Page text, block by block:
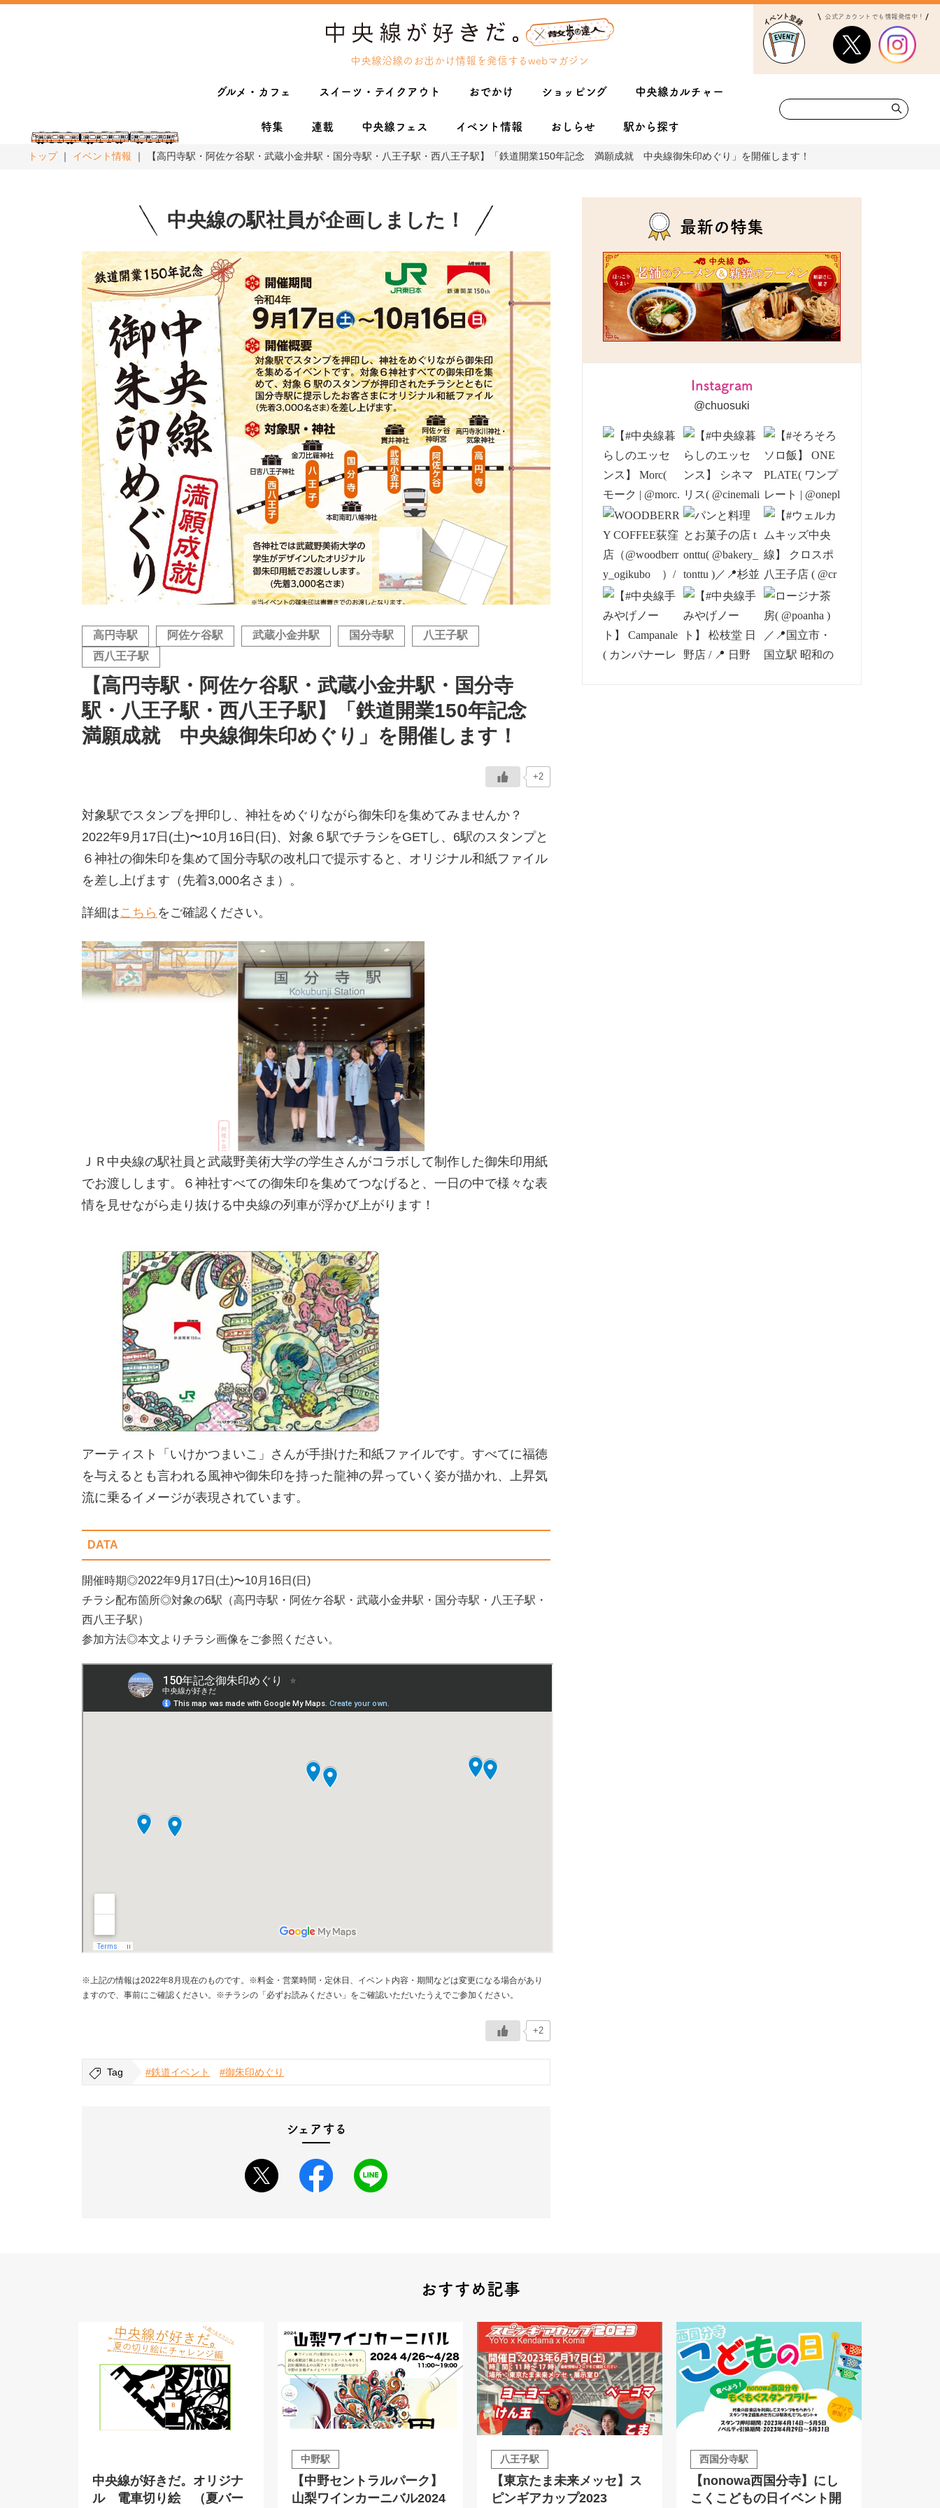
中央線沿線のお出かけ情報を発信するwebマガジン
公式アカウントでも情報発信中！
グルメ・カフェ スイーツ・テイクアウト おでかけ ショッピング 中央線カルチャー
特集 連載 中央線フェス イベント情報 おしらせ 駅から探す
トップ イベント情報 【高円寺駅・阿佐ケ谷駅・武蔵小金井駅・国分寺駅・八王子駅・西八王子駅】「鉄道開業150年記念 満願成就 中央線御朱印めぐり」を開催します！
中央線の駅社員が企画しました！
高円寺駅 阿佐ケ谷駅 武蔵小金井駅 国分寺駅
八王子駅
西八王子駅
【高円寺駅・阿佐ケ谷駅・武蔵小金井駅・国分寺
駅・八王子駅・西八王子駅】「鉄道開業150年記念
満願成就 中央線御朱印めぐり」を開催します！
+2
対象駅でスタンプを押印し、神社をめぐりながら御朱印を集めてみませんか？
2022年9月17日(土)〜10月16日(日)、対象６駅でチラシをGETし、6駅のスタンプと
６神社の御朱印を集めて国分寺駅の改札口で提示すると、オリジナル和紙ファイル
を差し上げます（先着3,000名さま）。
詳細はこちら をご確認ください。
ＪＲ中央線の駅社員と武蔵野美術大学の学生さんがコラボして制作した御朱印用紙
でお渡しします。６神社すべての御朱印を集めてつなげると、一日の中で様々な表
情を見せながら走り抜ける中央線の列車が浮かび上がります！
アーティスト「いけかつまいこ」さんが手掛けた和紙ファイルです。すべてに福徳
を与えるとも言われる風神や御朱印を持った龍神の昇っていく姿が描かれ、上昇気
流に乗るイメージが表現されています。
DATA
開催時期◎2022年9月17日(土)〜10月16日(日)
チラシ配布箇所◎対象の6駅（高円寺駅・阿佐ケ谷駅・武蔵小金井駅・国分寺駅・八王子駅・
西八王子駅）
参加方法◎本文よりチラシ画像をご参照ください。
※上記の情報は2022年8月現在のものです。※料金・営業時間・定休日、イベント内容・期間などは変更になる場合があり
ますので、事前にご確認ください。※チラシの「必ずお読みください」をご確認いただいたうえでご参加ください。
+2
Tag #鉄道イベント #御朱印めぐり
シェアする
最新の特集
Instagram
@chuosuki
おすすめ記事
中央線が好きだ。オリジナ
ル 電車切り絵 （夏バー
中野駅
【中野セントラルパーク】
山梨ワインカーニバル2024
八王子駅
【東京たま未来メッセ】ス
ピンギアカップ2023
西国分寺駅
【nonowa西国分寺】にし
こくこどもの日イベント開